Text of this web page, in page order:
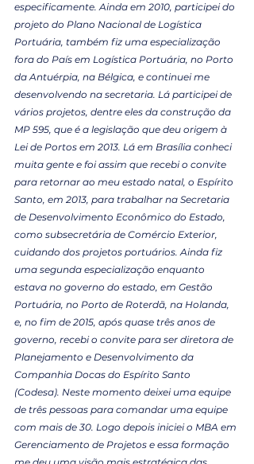
especificamente. Ainda em 2010, participei do
projeto do Plano Nacional de Logística
Portuária, também fiz uma especialização
fora do País em Logística Portuária, no Porto
da Antuérpia, na Bélgica, e continuei me
desenvolvendo na secretaria. Lá participei de
vários projetos, dentre eles da construção da
MP 595, que é a legislação que deu origem à
Lei de Portos em 2013. Lá em Brasília conheci
muita gente e foi assim que recebi o convite
para retornar ao meu estado natal, o Espírito
Santo, em 2013, para trabalhar na Secretaria
de Desenvolvimento Econômico do Estado,
como subsecretária de Comércio Exterior,
cuidando dos projetos portuários. Ainda fiz
uma segunda especialização enquanto
estava no governo do estado, em Gestão
Portuária, no Porto de Roterdã, na Holanda,
e, no fim de 2015, após quase três anos de
governo, recebi o convite para ser diretora de
Planejamento e Desenvolvimento da
Companhia Docas do Espírito Santo
(Codesa). Neste momento deixei uma equipe
de três pessoas para comandar uma equipe
com mais de 30. Logo depois iniciei o MBA em
Gerenciamento de Projetos e essa formação